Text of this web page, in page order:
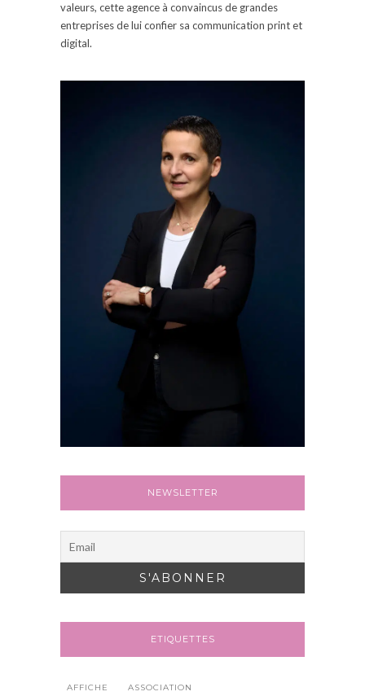
valeurs, cette agence à convaincus de grandes
entreprises de lui confier sa communication printet
digital.
NEWSLETTER
ETIQUETTES
AFFICHE ASSOCIATION